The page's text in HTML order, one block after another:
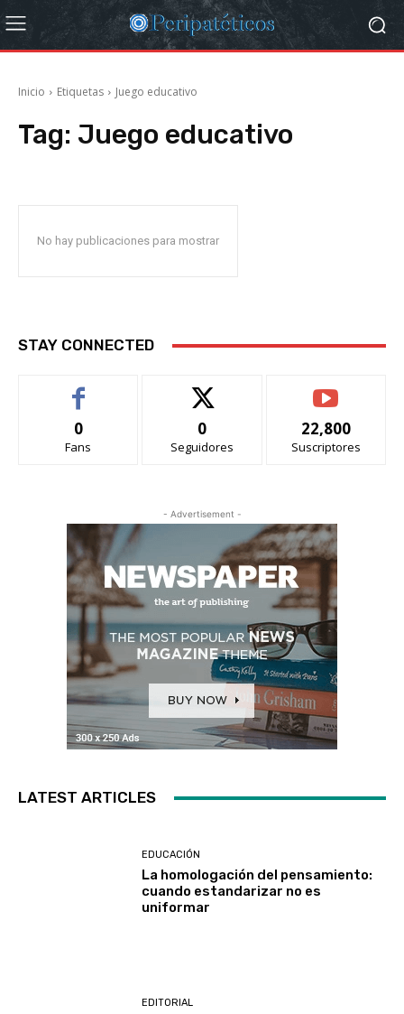
Inicio Etiquetas Juego educativo
Tag: Juego educativo
No hay publicaciones para mostrar
STAY CONNECTED
0
Fans
0
Seguidores
22,800
Suscriptores
- Advertisement -
LATEST ARTICLES
EDUCACIÓN
La homologación del pensamiento:
cuando estandarizar no es
uniformar
EDITORIAL